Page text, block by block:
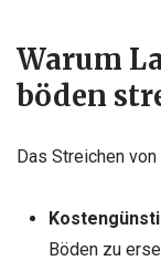
Warum
böden
Das Streichen
Böden zu